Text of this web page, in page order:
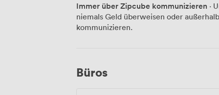
wir geben Ihnen die Flexibilität, die Sie
sich während der Geschäftszeiten um
wenn Sie in Meetings sind. In der
ideal, wenn Geschäftspartner aus
Immer über Zipcube kommunizieren ·
niemals Geld überweisen oder
kommunizieren.
Büros